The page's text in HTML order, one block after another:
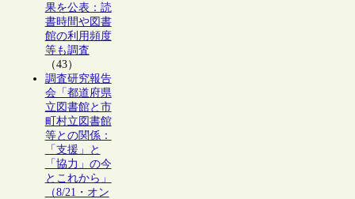
果を公表：読
書時間や図書
館の利用頻度
等も調査
（43）
調査研究報告
会「都道府県
立図書館と市
町村立図書館
等との関係：
「支援」と
「協力」の今
とこれから」
（8/21・オン